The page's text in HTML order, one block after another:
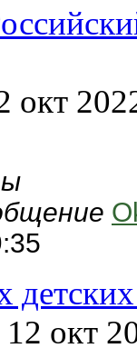
окт
12 окт